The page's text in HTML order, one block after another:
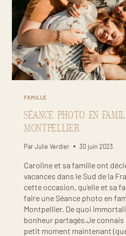
FAMILLE
SÉANCE PHOTO EN
MONTPELLIER
ParJulie Verdier 30 juin 2023
Caroline et sa famille ont
vacances dans le Sud de la
cette occasion, qu’elle et sa
faire une Séance photo en
Montpellier. De quoi
bonheur partagés.Je
petit moment maintenant